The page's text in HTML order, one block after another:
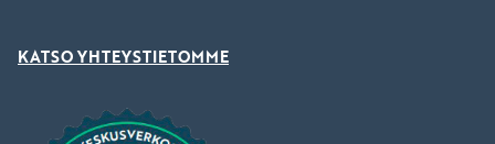
KATSO YHTEYSTIETOMME